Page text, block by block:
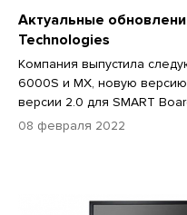
Актуальные
Technologies
Компания выпустила
6000S и MX, новую
версии 2.0 для SMART
08 февраля 2022